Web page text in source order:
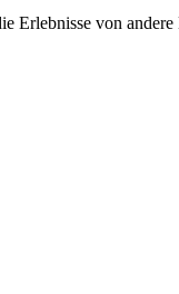
Erlebnisse von